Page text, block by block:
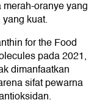
oranye yang
kuat.
for the Food
pada 2021,
dimanfaatkan
sifat pewarna